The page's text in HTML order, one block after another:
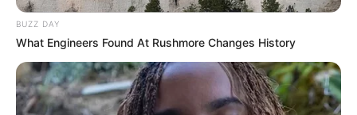
ΑΕΡΟΣΚΑΦΩΝ
ΔΕΥΤΕΡΑ 15-6-2026: ΣΤΟΙΧΕΙΑ ΣΧΕΔΙΑΣΜΟΥ
ΚΕΝΤΡΙΚΩΝ ΘΕΡΜΑΝΣΕΩΝ
BUZZ DAY
What Engineers Found At Rushmore Changes History